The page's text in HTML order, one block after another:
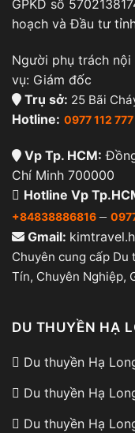
GPKD số
hoạch và Đầu tư
Người phụ trách nội
vụ: Giám đốc
Trụ sở: 25 Bãi
Hotline: 0977 112 777
Vp Tp. HCM:
Chí Minh 700000
Hotline Vp
+84838886816 –
Gmail:
Chuyên cung cấp Du
Tín, Chuyên Nghiệp,
DU THUYỀN HẠ
Du thuyền Hạ
Du thuyền Hạ
Du thuyền Hạ